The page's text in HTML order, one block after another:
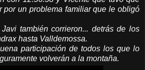
por un problema familiar que le obligó
también corrieron... detrás de los
hasta Valldemossa.
participación de todos los que lo
volverán a la montaña.